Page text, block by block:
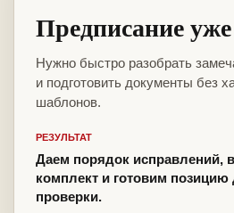
Предписание
Нужно быстро разобрать
и подготовить документы без
шаблонов.
РЕЗУЛЬТАТ
Даем порядок исправлений,
комплект и готовим
проверки.